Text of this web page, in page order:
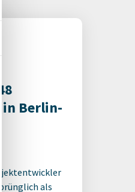
in Berlin-
als